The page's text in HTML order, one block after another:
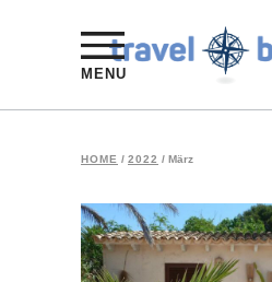
MENU
HOME / 2022 / März